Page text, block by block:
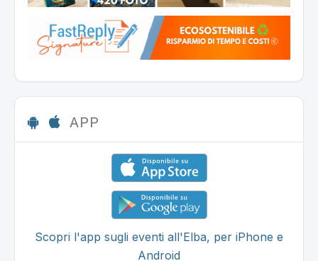
APP
Scopri l'app sugli eventi all'Elba, per iPhone e
Android